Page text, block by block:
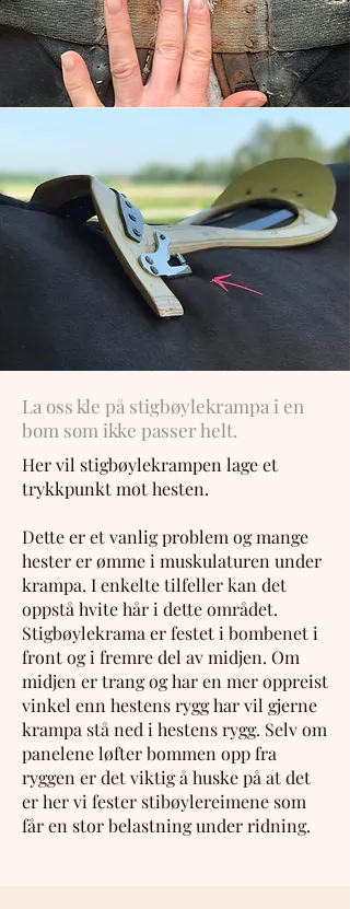
La oss kle på stigbøylekrampa i en
bom som ikke passer helt.
Her vil stigbøylekrampen lage et
trykkpunkt mot hesten.
Dette er et vanlig problem og mange
hester er ømme i muskulaturen under
krampa. I enkelte tilfeller kan det
oppstå hvite hår i dette området.
Stigbøylekrama er festet i bombenet i
front og i fremre del av midjen. Om
midjen er trang og har en mer oppreist
vinkel enn hestens rygg har vil gjerne
krampa stå ned i hestens rygg. Selv om
panelene løfter bommen opp fra
ryggen er det viktig å huske på at det
er her vi fester stibøylereimene som
får en stor belastning under ridning.